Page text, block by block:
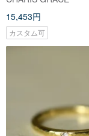
15,453円
カスタム可